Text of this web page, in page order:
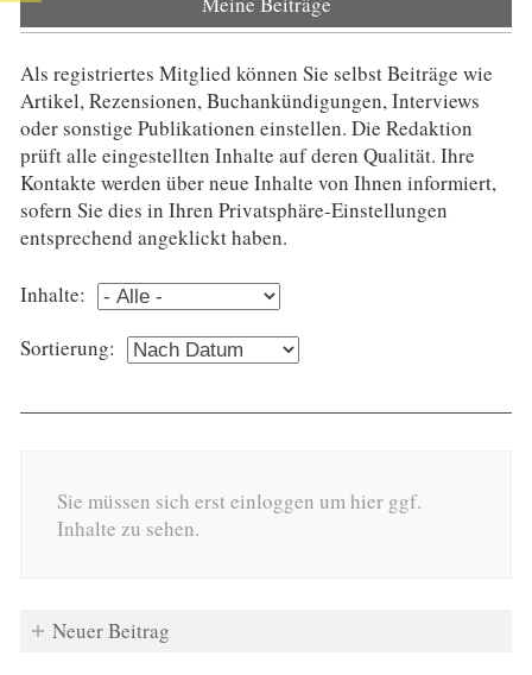
Als registriertes Mitglied können Sie selbst Beiträge wie
Artikel, Rezensionen, Buchankündigungen, Interviews
oder sonstige Publikationen einstellen. Die Redaktion
prüft alle eingestellten Inhalte auf deren Qualität. Ihre
Kontakte werden über neue Inhalte von Ihnen informiert,
sofern Sie dies in Ihren Privatsphäre-Einstellungen
entsprechend angeklickt haben.
Inhalte:
Sortierung:
Sie müssen sich erst einloggen um hier ggf.
Inhalte zu sehen.
Neuer Beitrag